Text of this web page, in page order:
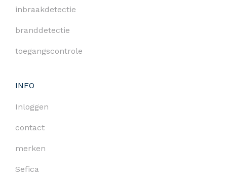
inbraakdetectie
branddetectie
toegangscontrole
INFO
Inloggen
contact
merken
Sefica